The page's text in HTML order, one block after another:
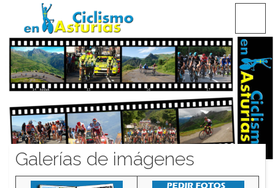
CICLISMO EN ASTURIAS
Galerías de imágenes